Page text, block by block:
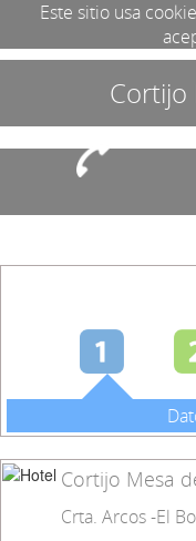
Este sitio usa
Cortijo
Cortijo Mesa
Crta. Arcos -El